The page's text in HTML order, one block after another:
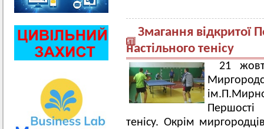
Змагання відкритої
настільного тенісу
21
тенісу. Окрім